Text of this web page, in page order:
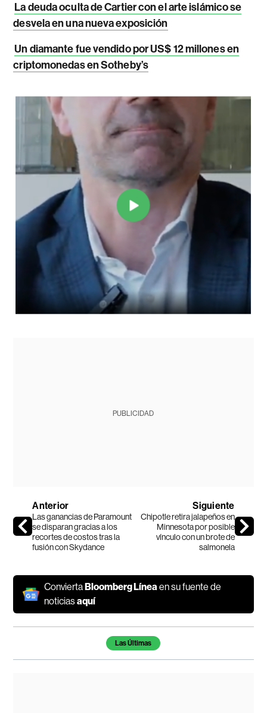
La deuda oculta de Cartier con el arte islámico se
desvela en una nueva exposición
Un diamante fue vendido por US$ 12 millones en
criptomonedas en Sotheby’s
PUBLICIDAD
Anterior
Las ganancias de Paramount
se disparan gracias a los
recortes de costos tras la
fusión con Skydance
Siguiente
Chipotle retira jalapeños en
Minnesota por posible
vínculo con un brote de
salmonela
ConviertaBloomberg Líneaen su fuente de
noticiasaquí
Temas de este artículoLas Últimas